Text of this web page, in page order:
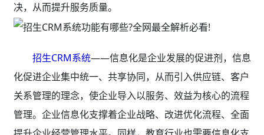
决，从而提升服务质量。
招生CRM系统——信息化是企业发展的促进剂，信息
化促进企业集中统一、共享协同，从而引入供应链、客户
关系管理的理念，使企业导入以服务、效益为核心的流程
管理。企业信息化支撑着企业战略、改进优化流程、全面